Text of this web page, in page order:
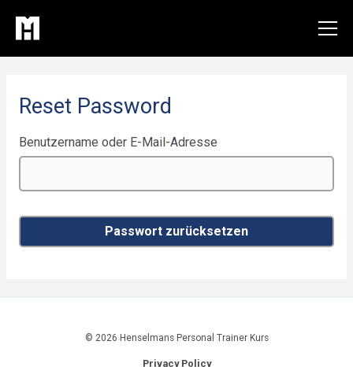
Inhalt
springen
Reset Password
Benutzername oder E-Mail-Adresse
© 2026 Henselmans Personal Trainer Kurs
Privacy Policy